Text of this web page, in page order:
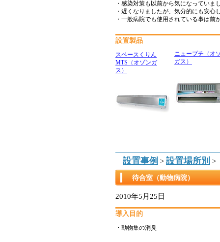
・感染対策も以前から気になっていま
・遅くなりましたが、気分的にも安心
・一般病院でも使用されている事は前
設置製品
スペースくりん
MTS（オゾンガ
ス）
ニュープチ（オ
ガス）
設置事例 > 設置場所別 >
待合室（動物病院）
2010年5月25日
導入目的
・動物集の消臭